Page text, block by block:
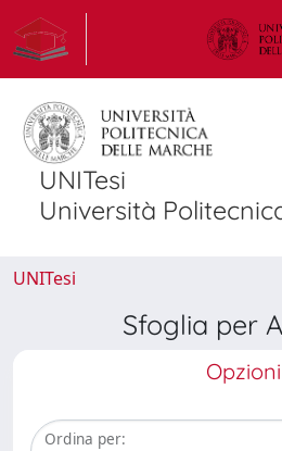
UNITesi
Università
UNITesi
Sfoglia per
Opzioni
Ordina per: